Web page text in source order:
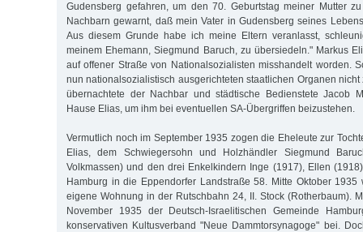
Gudensberg gefahren, um den 70. Geburtstag meiner Mutter
Nachbarn gewarnt, daß mein Vater in Gudensberg seines
Aus diesem Grunde habe ich meine Eltern veranlasst,
meinem Ehemann, Siegmund Baruch, zu übersiedeln." Markus
auf offener Straße von Nationalsozialisten misshandelt worden.
nun nationalsozialistisch ausgerichteten staatlichen Organen
übernachtete der Nachbar und städtische Bedienstete Jacob
Hause Elias, um ihm bei eventuellen SA-Übergriffen beizustehen.
Vermutlich noch im September 1935 zogen die Eheleute zur
Elias, dem Schwiegersohn und Holzhändler Siegmund
Volkmassen) und den drei Enkelkindern Inge (1917), Ellen
Hamburg in die Eppendorfer Landstraße 58. Mitte Oktober
eigene Wohnung in der Rutschbahn 24, II. Stock (Rotherbaum).
November 1935 der Deutsch-Israelitischen Gemeinde
konservativen Kultusverband "Neue Dammtorsynagoge" bei.